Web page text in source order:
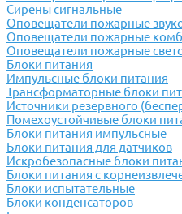
Сирены сигнальные
Оповещатели пожарные
Оповещатели пожарные
Оповещатели пожарные
Блоки питания
Импульсные блоки питания
Трансформаторные блоки
Источники резервного
Помехоустойчивые блоки
Блоки питания импульсные
Блоки питания для датчиков
Искробезопасные блоки
Блоки питания с
Блоки испытательные
Блоки конденсаторов